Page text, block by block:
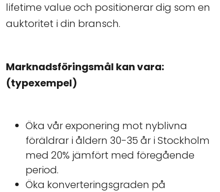
lifetime value och positionerar dig som en
auktoritet i din bransch.
Marknadsföringsmål kan vara:
(typexempel)
Öka vår exponering mot nyblivna
föräldrar i åldern 30-35 år i Stockholm
med 20% jämfört med föregående
period.
Öka konverteringsgraden på